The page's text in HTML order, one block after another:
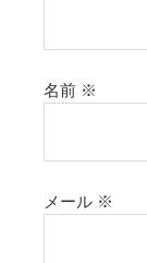
名前 ※
メール ※